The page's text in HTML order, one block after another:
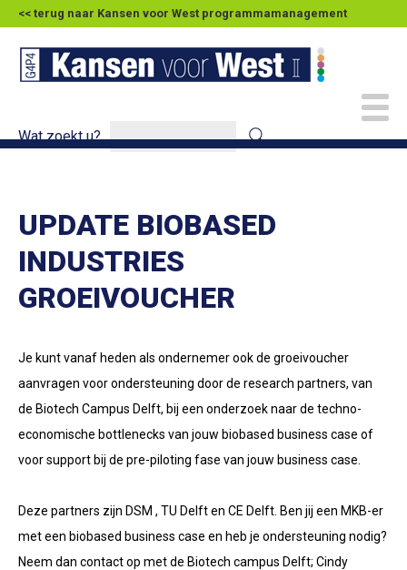
<< terug naar Kansen voor West programmamanagement
Wat zoekt u?
UPDATE BIOBASED
INDUSTRIES
GROEIVOUCHER
Je kunt vanaf heden als ondernemer ook de groeivoucher
aanvragen voor ondersteuning door de research partners, van
de Biotech Campus Delft, bij een onderzoek naar de techno-
economische bottlenecks van jouw biobased business case of
voor support bij de pre-piloting fase van jouw business case.
Deze partners zijn DSM , TU Delft en CE Delft. Ben jij een MKB-er
met een biobased business case en heb je ondersteuning nodig?
Neem dan contact op met de Biotech campus Delft; Cindy